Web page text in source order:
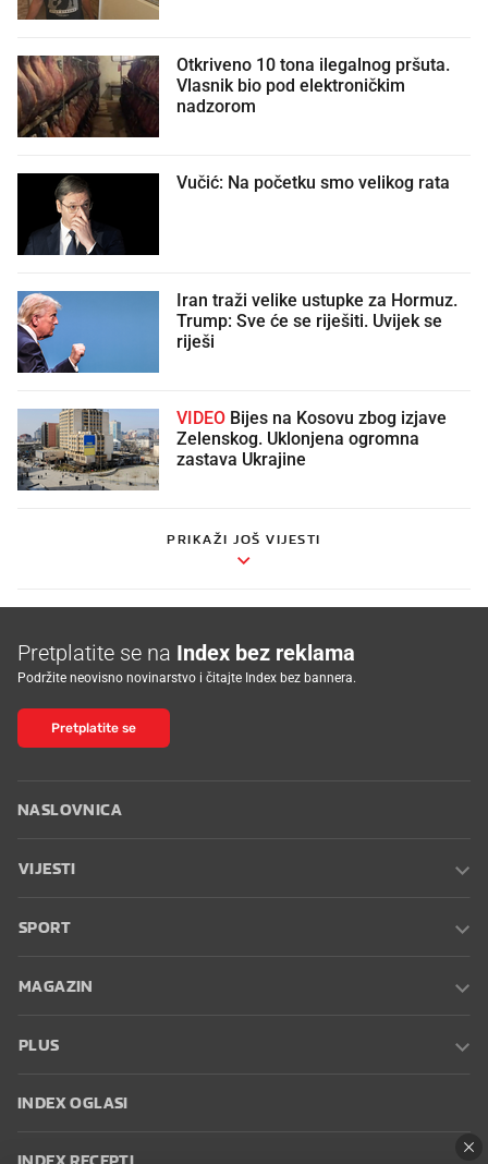
Otkriveno 10 tona ilegalnog pršuta.
Vlasnik bio pod elektroničkim
nadzorom
Vučić: Na početku smo velikog rata
Iran traži velike ustupke za Hormuz.
Trump: Sve će se riješiti. Uvijek se
riješi
VIDEO
Zelenskog. Uklonjena ogromna
zastava Ukrajine
PRIKAŽI JOŠ VIJESTI
Pretplatite se na Index bez reklama
Podržite neovisno novinarstvo i čitajte Index bez bannera.
Pretplatite se
NASLOVNICA
VIJESTI
SPORT
MAGAZIN
PLUS
INDEX OGLASI